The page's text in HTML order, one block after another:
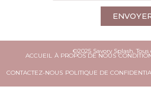
©2025 Savory Splash. Tous
ACCUEIL À PROPOS DE NOUS
CONTACTEZ-NOUS POLITIQUE DE